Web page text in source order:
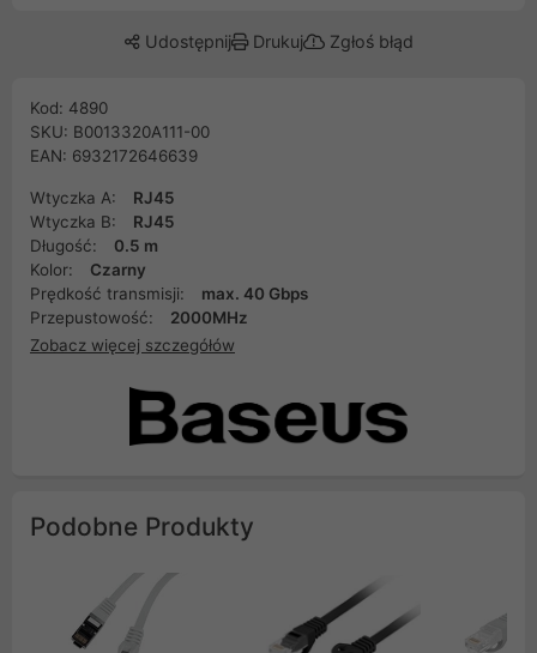
Udostępnij Drukuj Zgłoś błąd
Kod: 4890
SKU: B0013320A111-00
EAN: 6932172646639
Wtyczka A:
RJ45
Wtyczka B:
RJ45
Długość:
0.5 m
Kolor:
Czarny
Prędkość transmisji:
max. 40 Gbps
Przepustowość:
2000MHz
Zobacz więcej szczegółów
Podobne Produkty